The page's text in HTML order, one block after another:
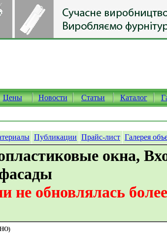
Цены Новости Статьи Каталог
Публикации Прайс-лист Галерея
окна,
обновлялась